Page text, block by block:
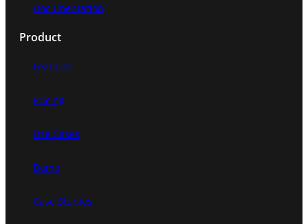
Documentation
Product
Features
Pricing
Use Cases
Demo
Case Studies